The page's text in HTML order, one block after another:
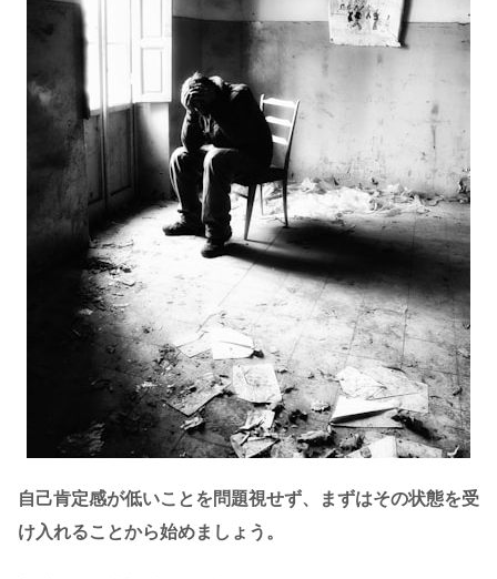
自己肯定感が低いことを問題視せず、まずはその状態を受
け入れることから始めましょう。